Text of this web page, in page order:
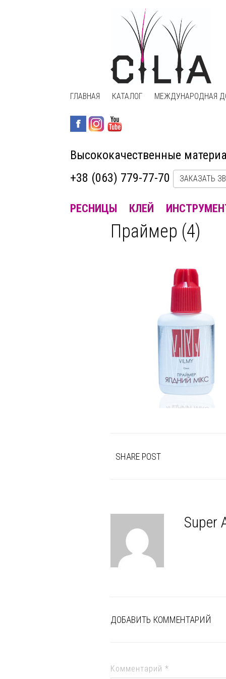
ГЛАВНАЯ КАТАЛОГ МЕЖДУНАРОДНАЯ
Высококачественные
+38 (063) 779-77-70
ЗАКАЗАТЬ
РЕСНИЦЫ КЛЕЙ
Праймер (4)
SHARE POST
Super
ДОБАВИТЬ КОММЕНТАРИЙ
Комментарий *